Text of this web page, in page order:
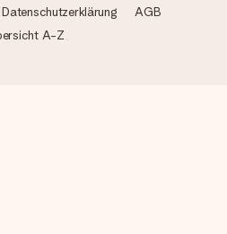
Datenschutzerklärung
AGB
A-Z